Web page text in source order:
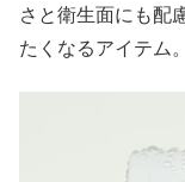
さと衛生面にも配
たくなるアイテム。